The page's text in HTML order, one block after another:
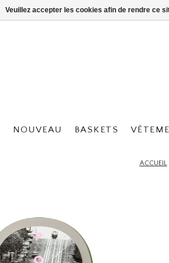
NOUVEAU BASKETS
ACCUEIL
Veuillez accepter les cookies afin de rendre ce